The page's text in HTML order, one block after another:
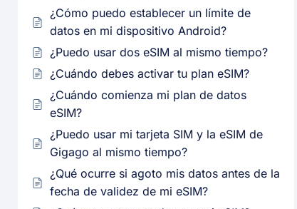
¿Cómo puedo establecer un límite de
datos en mi dispositivo Android?
¿Puedo usar dos eSIM al mismo tiempo?
¿Cuándo debes activar tu plan eSIM?
¿Cuándo comienza mi plan de datos
eSIM?
¿Puedo usar mi tarjeta SIM y la eSIM de
Gigago al mismo tiempo?
¿Qué ocurre si agoto mis datos antes de la
fecha de validez de mi eSIM?